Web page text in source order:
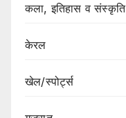
कला, इतिहास व संस्कृति
केरल
खेल/स्पोर्ट्स